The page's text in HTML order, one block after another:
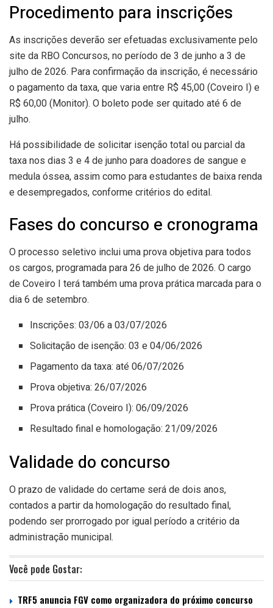
Procedimento para inscrições
As inscrições deverão ser efetuadas exclusivamente pelo
site da RBO Concursos, no período de 3 de junho a 3 de
julho de 2026. Para confirmação da inscrição, é necessário
o pagamento da taxa, que varia entre R$ 45,00 (Coveiro I) e
R$ 60,00 (Monitor). O boleto pode ser quitado até 6 de
julho.
Há possibilidade de solicitar isenção total ou parcial da
taxa nos dias 3 e 4 de junho para doadores de sangue e
medula óssea, assim como para estudantes de baixa renda
e desempregados, conforme critérios do edital.
Fases do concurso e cronograma
O processo seletivo inclui uma prova objetiva para todos
os cargos, programada para 26 de julho de 2026. O cargo
de Coveiro I terá também uma prova prática marcada para o
dia 6 de setembro.
Inscrições: 03/06 a 03/07/2026
Solicitação de isenção: 03 e 04/06/2026
Pagamento da taxa: até 06/07/2026
Prova objetiva: 26/07/2026
Prova prática (Coveiro I): 06/09/2026
Resultado final e homologação: 21/09/2026
Validade do concurso
O prazo de validade do certame será de dois anos,
contados a partir da homologação do resultado final,
podendo ser prorrogado por igual período a critério da
administração municipal.
Você pode Gostar:
TRF5 anuncia FGV como organizadora do próximo concurso